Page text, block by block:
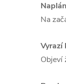
Na
Vyrazí
Objeví